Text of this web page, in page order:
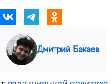
Дмитрий Бакаев